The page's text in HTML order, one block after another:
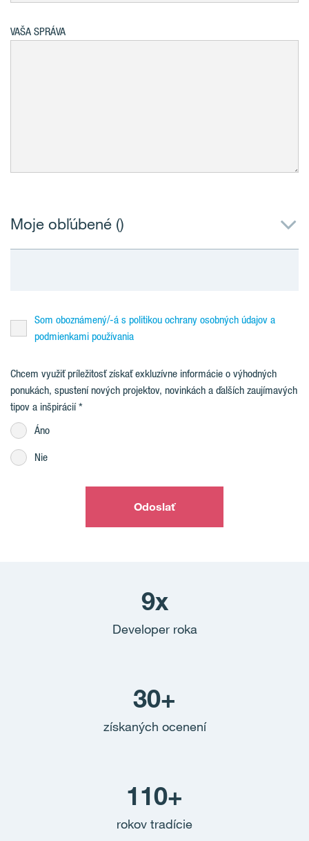
VAŠA SPRÁVA
Moje obľúbené ()
Som oboznámený/-á s politikou ochrany osobných údajov a
podmienkami používania
Chcem využiť príležitosť získať exkluzívne informácie o výhodných
ponukách, spustení nových projektov, novinkách a ďalších zaujímavých
tipov a inšpirácií
Áno
Nie
Odoslať
9x
Developer roka
30+
získaných ocenení
110+
rokov tradície